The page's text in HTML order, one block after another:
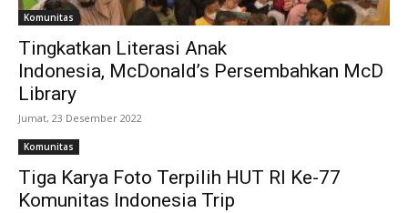
Komunitas
Tingkatkan Literasi Anak
Indonesia, McDonald’s Persembahkan McD
Library
Jumat, 23 Desember 2022
Komunitas
Tiga Karya Foto Terpilih HUT RI Ke-77
Komunitas Indonesia Trip